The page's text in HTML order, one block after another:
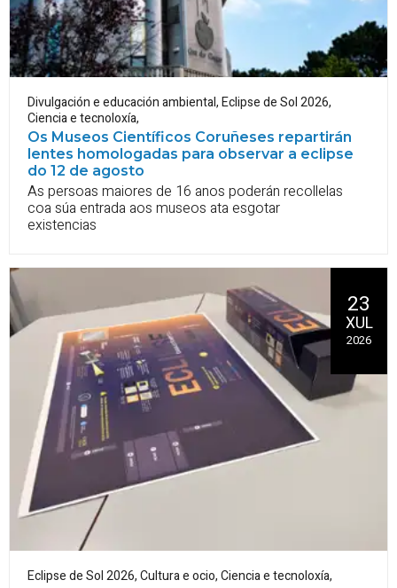
Divulgación e educación ambiental,Eclipse de Sol 2026,
Ciencia e tecnoloxía,
Os Museos Científicos Coruñeses repartirán
lentes homologadas para observar a eclipse
do 12 de agosto
As persoas maiores de 16 anos poderán recollelas
coa súa entrada aos museos ata esgotar
existencias
Eclipse de Sol 2026,Cultura e ocio,Ciencia e tecnoloxía,
23
XUL
2026